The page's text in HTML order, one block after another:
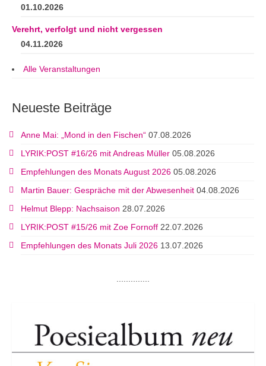
01.10.2026
Verehrt, verfolgt und nicht vergessen
04.11.2026
Alle Veranstaltungen
Neueste Beiträge
Anne Mai: „Mond in den Fischen“ 07.08.2026
LYRIK:POST #16/26 mit Andreas Müller 05.08.2026
Empfehlungen des Monats August 2026 05.08.2026
Martin Bauer: Gespräche mit der Abwesenheit 04.08.2026
Helmut Blepp: Nachsaison 28.07.2026
LYRIK:POST #15/26 mit Zoe Fornoff 22.07.2026
Empfehlungen des Monats Juli 2026 13.07.2026